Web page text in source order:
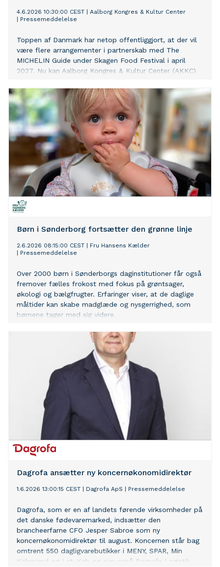
4.6.2026 10:30:00 CEST
Aalborg Kongres & Kultur Center
Pressemeddelelse
Toppen af Danmark har netop offentliggjort, at der vil
være flere arrangementer i partnerskab med The
MICHELIN Guide under Skagen Food Festival i april
2027. Nu kan Aalborg Kongres & Kultur Center (AKKC)
Grand Opening foregår i AKKC 15. april med The
MICHELIN Guide Culinary Showcase.
Børn i Sønderborg fortsætter den grønne linje
2.6.2026 08:15:00 CEST
Fru Hansens Kælder
Pressemeddelelse
Over 2000 børn i Sønderborgs daginstitutioner får også
fremover fælles frokost med fokus på grøntsager,
økologi og bælgfrugter. Erfaringer viser, at de daglige
måltider kan skabe madglæde og nysgerrighed, som
børnene tager med sig videre.
Dagrofa ansætter ny koncernøkonomidirektør
1.6.2026 13:00:15 CEST Dagrofa ApS Pressemeddelelse
Dagrofa, som er en af landets førende virksomheder på
det danske fødevaremarked, indsætter den
brancheerfarne CFO Jesper Sabroe som ny
koncernøkonomidirektør til august. Koncernen står bag
omtrent 550 dagligvarebutikker i MENY, SPAR, Min
Købmand og Let-Køb og ejer også Dagrofa Logistik,